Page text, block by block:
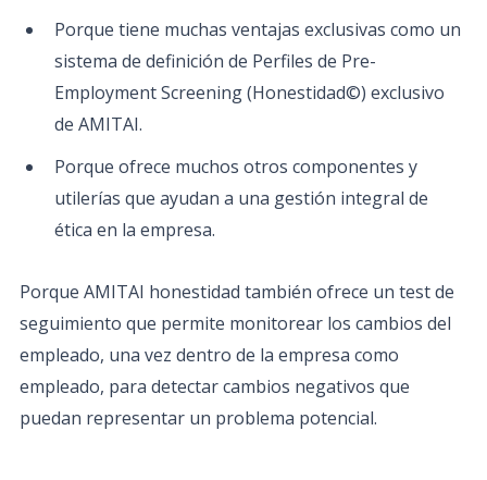
Porque tiene muchas ventajas exclusivas como un
sistema de definición de Perfiles de Pre-
Employment Screening (Honestidad©) exclusivo
de AMITAI.
Porque ofrece muchos otros componentes y
utilerías que ayudan a una gestión integral de
ética en la empresa.
Porque AMITAI honestidad también ofrece un test de
seguimiento que permite monitorear los cambios del
empleado, una vez dentro de la empresa como
empleado, para detectar cambios negativos que
puedan representar un problema potencial.